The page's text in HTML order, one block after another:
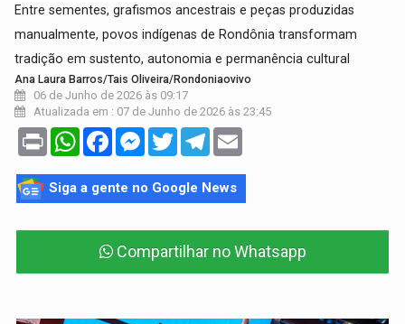
Entre sementes, grafismos ancestrais e peças produzidas
manualmente, povos indígenas de Rondônia transformam
tradição em sustento, autonomia e permanência cultural
Ana Laura Barros/Tais Oliveira/Rondoniaovivo
06 de Junho de 2026 às 09:17
Atualizada em : 07 de Junho de 2026 às 23:45
Print WhatsAppFacebookMessenger
TwitterTelegram
Siga a gente no Google News
Compartilhar no Whatsapp